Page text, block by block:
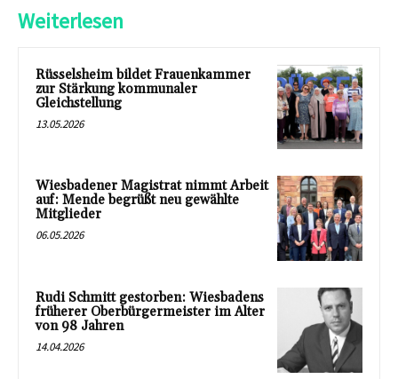
Weiterlesen
Rüsselsheim bildet Frauenkammer
zur Stärkung kommunaler
Gleichstellung
13.05.2026
Wiesbadener Magistrat nimmt Arbeit
auf: Mende begrüßt neu gewählte
Mitglieder
06.05.2026
Rudi Schmitt gestorben: Wiesbadens
früherer Oberbürgermeister im Alter
von 98 Jahren
14.04.2026